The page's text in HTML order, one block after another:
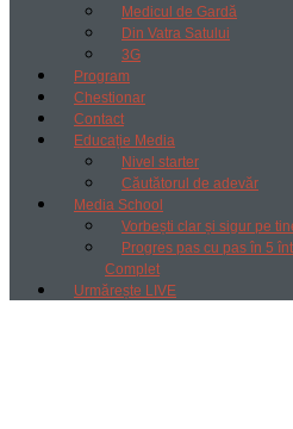
Medicul de Gardă
Din Vatra Satului
3G
Program
Chestionar
Contact
Educație Media
Nivel starter
Căutătorul de adevăr
Media School
Vorbești clar și sigur pe
Progres pas cu pas în 5
Complet
Urmărește LIVE